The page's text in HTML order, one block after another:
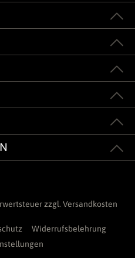
zzgl. Versandkosten
Widerrufsbelehrung